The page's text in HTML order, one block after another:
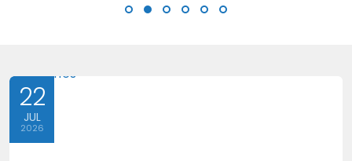
22
JUL
2026